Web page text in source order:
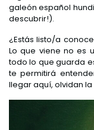
galeón español
descubrir!).
¿Estás listo/a
Lo que viene no es
todo lo que guarda
te permitirá
llegar aquí, olvidan